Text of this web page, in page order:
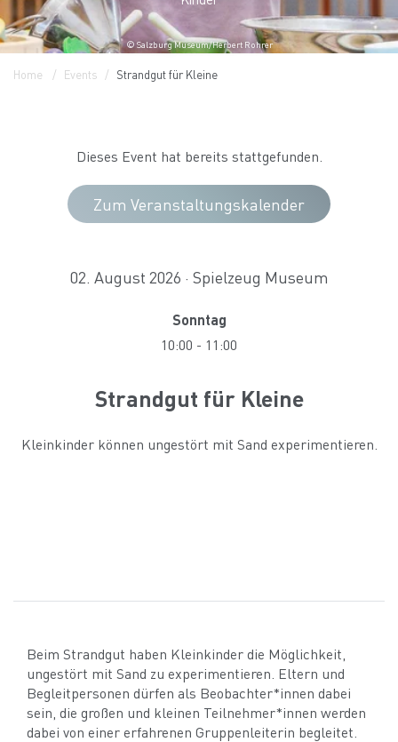
© Salzburg Museum/Herbert Rohrer
Home Events Strandgut für Kleine
Dieses Event hat bereits stattgefunden.
Zum Veranstaltungskalender
02. August 2026 · Spielzeug Museum
Sonntag
10:00 - 11:00
Strandgut für Kleine
Kleinkinder können ungestört mit Sand experimentieren.
Beim Strandgut haben Kleinkinder die Möglichkeit,
ungestört mit Sand zu experimentieren. Eltern und
Begleitpersonen dürfen als Beobachter*innen dabei
sein, die großen und kleinen Teilnehmer*innen werden
dabei von einer erfahrenen Gruppenleiterin begleitet.